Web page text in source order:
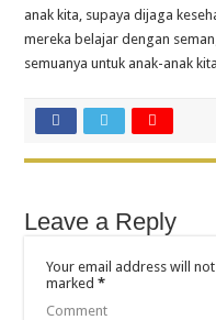
anak kita, supaya dijaga
mereka belajar dengan
semuanya untuk anak-anak
Leave a Reply
Your email address will
marked*
Comment